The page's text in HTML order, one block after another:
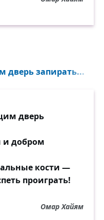
дверь запирать...
дверь
и добром
кости —
проиграть!
Омар Хайям